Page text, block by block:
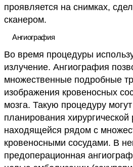
проявляется на снимках,
сканером.
Ангиография
Во время процедуры
излучение. Ангиография
множественные подробные
изображения кровеносных
мозга. Такую процедуру
планирования хирургической
находящейся рядом с
кровеносными сосудами. В
предоперационная